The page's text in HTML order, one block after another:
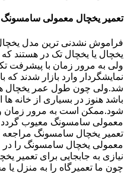
تعمیر یخچال معمولی سامسونگ
فراموش نشدنی ترین مدل
یخچال یا یخچال تک در هستند
ولی به مرور زمان با پیشرفت
نمایشگردار وارد بازار شدند
شد.ولی چون طول عمر یخچال
باشد هنوز در بسیاری از خانه
شود.ممکن است به مرور زمان و
معمولی سامسونگ معیوب گردد و
تعمیر یخچال سامسونگ مراجعه
معمولی یخچال سامسونگ را در
نیازی به جابجایی برای تعمیر
چون ما تعمیرگاه را به منزل